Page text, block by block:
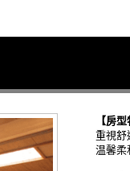
【房型
重視舒
温馨柔